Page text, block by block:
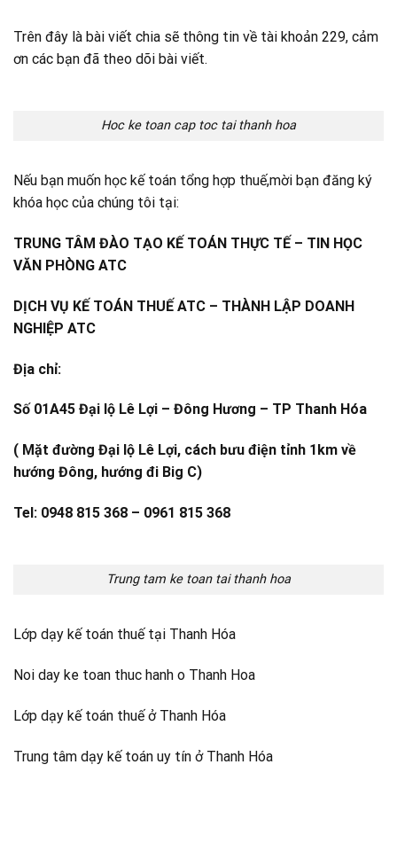
Trên đây là bài viết chia sẽ thông tin về tài khoản 229, cảm
ơn các bạn đã theo dõi bài viết.
Hoc ke toan cap toc tai thanh hoa
Nếu bạn muốn học kế toán tổng hợp thuế,mời bạn đăng ký
khóa học của chúng tôi tại:
TRUNG TÂM ĐÀO TẠO KẾ TOÁN THỰC TẾ – TIN HỌC
VĂN PHÒNG ATC
DỊCH VỤ KẾ TOÁN THUẾ ATC – THÀNH LẬP DOANH
NGHIỆP ATC
Địa chỉ:
Số 01A45 Đại lộ Lê Lợi – Đông Hương – TP Thanh Hóa
( Mặt đường Đại lộ Lê Lợi, cách bưu điện tỉnh 1km về
hướng Đông, hướng đi Big C)
Tel: 0948 815 368 – 0961 815 368
Trung tam ke toan tai thanh hoa
Lớp dạy kế toán thuế tại Thanh Hóa
Noi day ke toan thuc hanh o Thanh Hoa
Lớp dạy kế toán thuế ở Thanh Hóa
Trung tâm dạy kế toán uy tín ở Thanh Hóa